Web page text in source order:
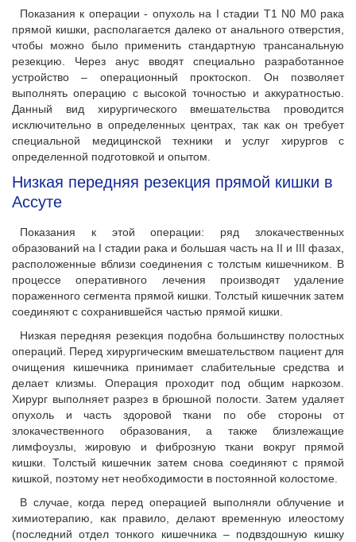
Показания к операции - опухоль на I стадии T1 N0 М0 рака
прямой кишки, располагается далеко от анального отверстия,
чтобы можно было применить стандартную трансанальную
резекцию. Через анус вводят специально разработанное
устройство – операционный проктоскоп. Он позволяет
выполнять операцию с высокой точностью и аккуратностью.
Данный вид хирургического вмешательства проводится
исключительно в определенных центрах, так как он требует
специальной медицинской техники и услуг хирургов с
определенной подготовкой и опытом.
Низкая передняя резекция прямой кишки в
Ассуте
Показания к этой операции: ряд злокачественных
образований на I стадии рака и большая часть на II и III фазах,
расположенные вблизи соединения с толстым кишечником. В
процессе оперативного лечения производят удаление
пораженного сегмента прямой кишки. Толстый кишечник затем
соединяют с сохранившейся частью прямой кишки.
Низкая передняя резекция подобна большинству полостных
операций. Перед хирургическим вмешательством пациент для
очищения кишечника принимает слабительные средства и
делает клизмы. Операция проходит под общим наркозом.
Хирург выполняет разрез в брюшной полости. Затем удаляет
опухоль и часть здоровой ткани по обе стороны от
злокачественного образования, а также близлежащие
лимфоузлы, жировую и фиброзную ткани вокруг прямой
кишки. Толстый кишечник затем снова соединяют с прямой
кишкой, поэтому нет необходимости в постоянной колостоме.
В случае, когда перед операцией выполняли облучение и
химиотерапию, как правило, делают временную илеостому
(последний отдел тонкого кишечника – подвздошную кишку